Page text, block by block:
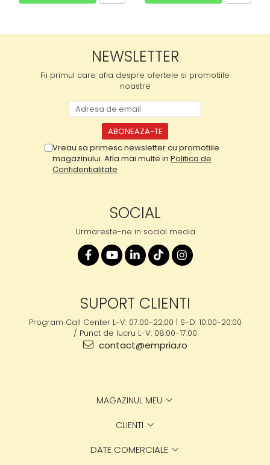
NEWSLETTER
Fii primul care afla despre ofertele si promotiile
noastre
Vreau sa primesc newsletter cu promotiile
magazinului. Afla mai multe in Politica de
Confidentialitate
SOCIAL
Urmareste-ne in social media
SUPORT CLIENTI
Program Call Center L-V: 07:00-22:00 | S-D: 10:00-20:00
/ Punct de lucru L-V: 08:00-17:00
contact@empria.ro
MAGAZINUL MEU
CLIENTI
DATE COMERCIALE